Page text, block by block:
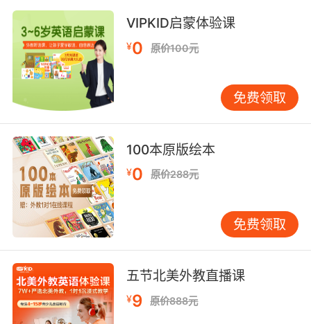
everything.
博比 在所有的菜上淋一些我做的酱汁
10. And then they used bobby's own
momentum to kill him.
然后他们用博比自身动能杀掉他
VIPKID启蒙体验课
¥0 原价100元
免费领取
100本原版绘本
¥0 原价288元
免费领取
五节北美外教直播课
¥9 原价888元